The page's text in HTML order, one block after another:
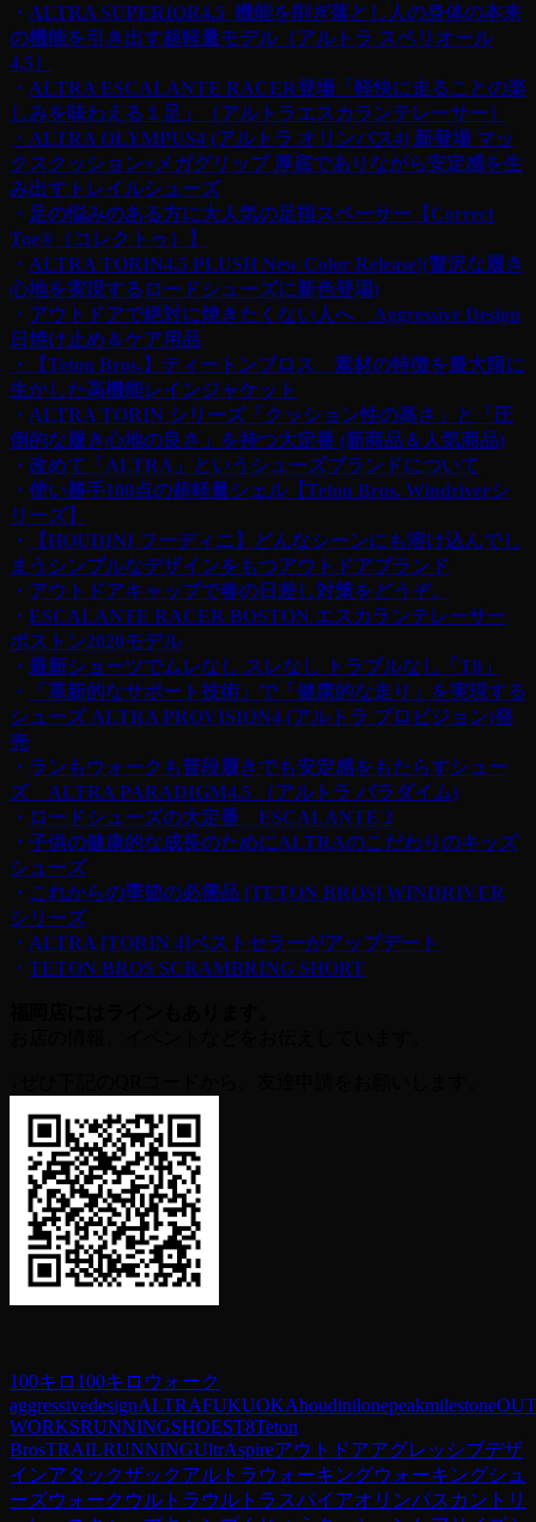
・ ALTRA SUPERIOR4.5 機能を削ぎ落とし人の身体の本来
の機能を引き出す超軽量モデル（アルトラ スペリオール
4.5）
・ ALTRA ESCALANTE RACER登場「軽快に走ることの楽
しみを味わえる１足」（アルトラエスカランテレーサー）
・ALTRA OLYMPUS4 (アルトラ オリンパス4) 新登場 マッ
クスクッション×メガグリップ 厚底でありながら安定感を生
み出すトレイルシューズ
・ 足の悩みのある方に大人気の足指スペーサー【Correct
Toe®︎（コレクトゥ）】
・ ALTRA TORIN4.5 PLUSH New Color Release!(贅沢な履き
心地を実現するロードシューズに新色登場)
・ アウトドアで絶対に焼きたくない人へ Aggressive Design
日焼け止め＆ケア用品
・【Teton Bros.】ティートンブロス 素材の特徴を最大限に
生かした高機能レインジャケット
・ ALTRA TORIN シリーズ「クッション性の高さ」と「圧
倒的な履き心地の良さ」を持つ大定番 (新商品＆人気商品)
・ 改めて「ALTRA」というシューズブランドについて
・ 使い勝手100点の超軽量シェル【Teton Bros. Windriverシ
リーズ】
・
【HOUDINI フーディニ】どんなシーンにも溶け込んでし
まうシンプルなデザインをもつアウトドアブランド
・ アウトドアキャップで春の日差し対策をどうぞ。
・ ESCALANTE RACER BOSTON エスカランテレーサー
ボストン2020モデル
・ 最新ショーツでムレなし スレなし トラブルなし「T8」
・
「革新的なサポート技術」で「健康的な走り」を実現する
シューズ ALTRA PROVISION4 (アルトラ プロビジョン)発
売
・ ランもウォークも普段履きでも安定感をもたらすシュー
ズ ALTRA PARADIGM4.5 （アルトラ パラダイム)
・ ロードシューズの大定番 ESCALANTE 2
・ 子供の健康的な成長のためにALTRAのこだわりのキッズ
シューズ
・ これからの季節の必需品 [TETON BROS] WINDRIVER
シリーズ
・ ALTRA [TORIN 4]ベストセラーがアップデート
・ TETON BROS SCRAMBRING SHORT
100キロ 100キロウォーク
aggressivedesignALTRAFUKUOKAhoudinilonepeakmilestone
WORKSRUNNINGSHOEST8Teton
BrosTRAILRUNNINGUltrAspireアウトドアアグレッシブデザ
インアタックザック アルトラ ウォーキングウォーキングシュ
ーズウォーク ウルトラ ウルトラスパイアオリンパス カントリ